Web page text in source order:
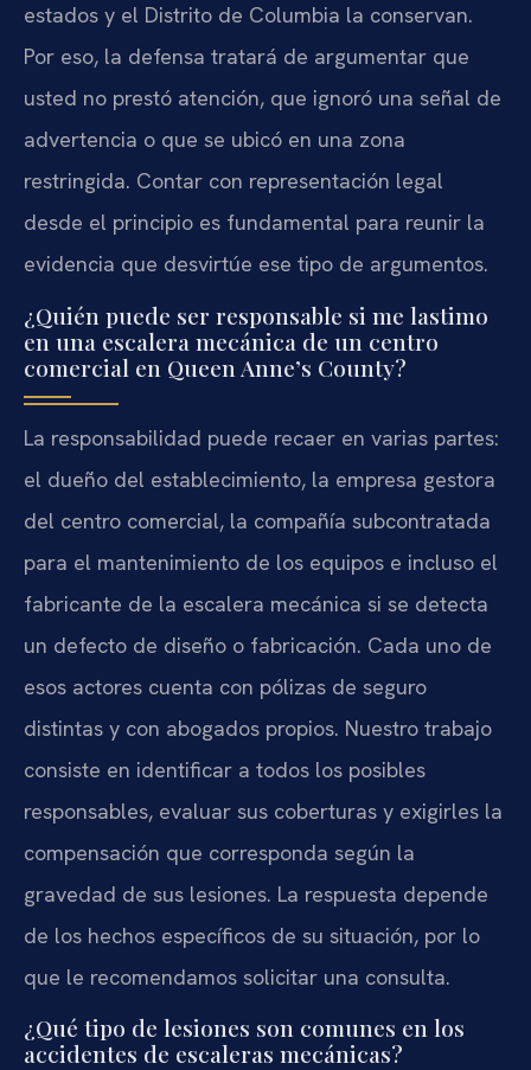
estados y el Distrito de Columbia la conservan.
Por eso, la defensa tratará de argumentar que
usted no prestó atención, que ignoró una señal de
advertencia o que se ubicó en una zona
restringida. Contar con representación legal
desde el principio es fundamental para reunir la
evidencia que desvirtúe ese tipo de argumentos.
¿Quién puede ser responsable si me lastimo
en una escalera mecánica de un centro
comercial en Queen Anne’s County?
La responsabilidad puede recaer en varias partes:
el dueño del establecimiento, la empresa gestora
del centro comercial, la compañía subcontratada
para el mantenimiento de los equipos e incluso el
fabricante de la escalera mecánica si se detecta
un defecto de diseño o fabricación. Cada uno de
esos actores cuenta con pólizas de seguro
distintas y con abogados propios. Nuestro trabajo
consiste en identificar a todos los posibles
responsables, evaluar sus coberturas y exigirles la
compensación que corresponda según la
gravedad de sus lesiones. La respuesta depende
de los hechos específicos de su situación, por lo
que le recomendamos solicitar una consulta.
¿Qué tipo de lesiones son comunes en los
accidentes de escaleras mecánicas?